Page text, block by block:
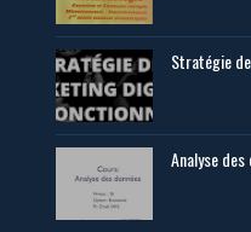
Stratégie
Analyse des